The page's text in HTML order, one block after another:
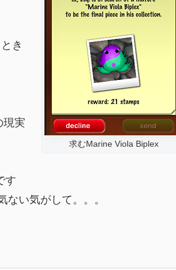
求むMarine Viola Biplex
き
現実
す
い気がして。。。